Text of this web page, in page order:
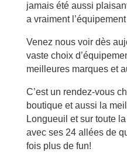
jamais été aussi
a vraiment
Venez nous voir dès
vaste choix
meilleures marques et
C’est un rendez-vous
boutique et aussi la
Longueuil et sur toute
avec ses 24 allées de
fois plus de fun!